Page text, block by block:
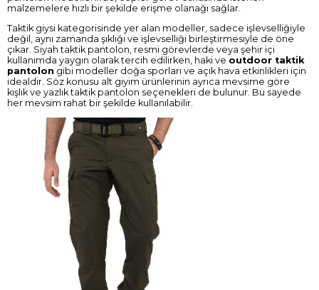
malzemelere hızlı bir şekilde erişme olanağı sağlar.
Taktik giysi kategorisinde yer alan modeller, sadece işlevselliğiyle
değil, aynı zamanda şıklığı ve işlevselliği birleştirmesiyle de öne
çıkar. Siyah taktik pantolon, resmi görevlerde veya şehir içi
kullanımda yaygın olarak tercih edilirken, haki ve outdoor taktik
pantolon gibi modeller doğa sporları ve açık hava etkinlikleri için
idealdir. Söz konusu alt giyim ürünlerinin ayrıca mevsime göre
kışlık ve yazlık taktik pantolon seçenekleri de bulunur. Bu sayede
her mevsim rahat bir şekilde kullanılabilir.